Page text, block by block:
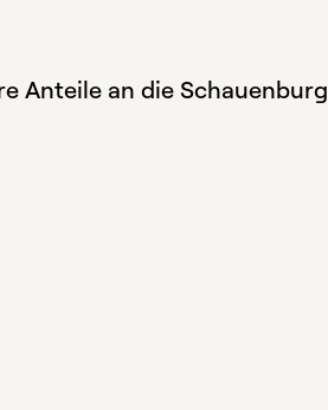
Anteile an die Schauenburg